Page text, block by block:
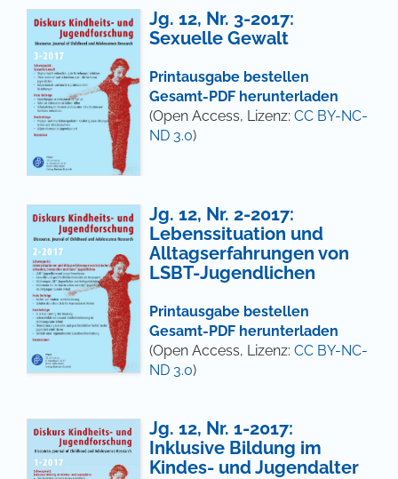
Jg. 12, Nr. 3-2017:
Sexuelle Gewalt
Printausgabe bestellen
Gesamt-PDF herunterladen
(Open Access, Lizenz: CC BY-NC-
ND 3.0)
Jg. 12, Nr. 2-2017:
Lebenssituation und
Alltagserfahrungen von
LSBT-Jugendlichen
Printausgabe bestellen
Gesamt-PDF herunterladen
(Open Access, Lizenz: CC BY-NC-
ND 3.0)
Jg. 12, Nr. 1-2017:
Inklusive Bildung im
Kindes- und Jugendalter